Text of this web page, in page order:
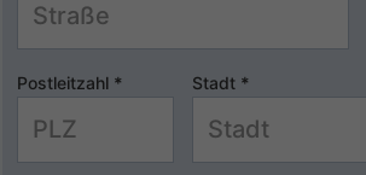
Postleitzahl * Stadt *